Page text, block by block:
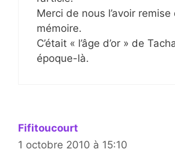
Merci de nous l’avoir remise
mémoire.
C’était « l’âge d’or » de
époque-là.
Fifitoucourt
1 octobre 2010 à 15:10